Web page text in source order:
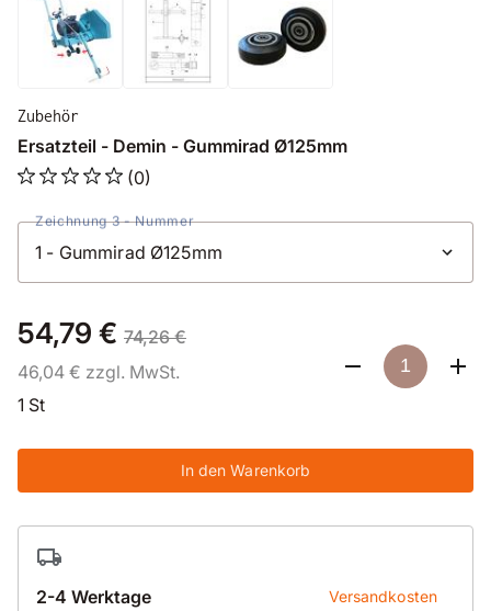
Zubehör
Ersatzteil - Demin - Gummirad Ø125mm
(0)
Zeichnung 3 - Nummer
54,79 € 74,26 €
46,04 € zzgl. MwSt.
1 St
In den Warenkorb
2-4 Werktage Versandkosten